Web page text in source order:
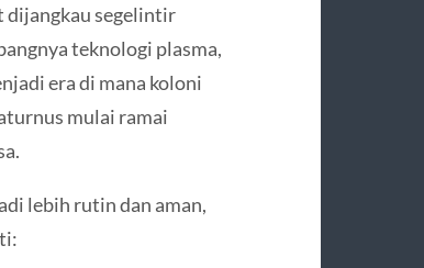
dijangkau segelintir
teknologi plasma,
era di mana koloni
mulai ramai
lebih rutin dan aman,